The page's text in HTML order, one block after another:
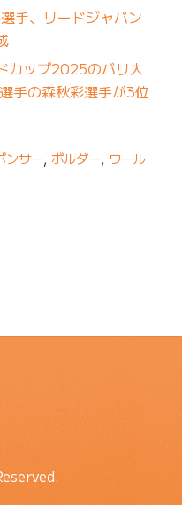
手、リードジャパン
カップ2025のバリ大
手の森秋彩選手が3位
ンサー, ボルダー, ワール